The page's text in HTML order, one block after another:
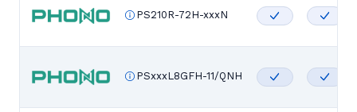
PS210R-72H-xxxN
PSxxxL8GFH-11/QNH